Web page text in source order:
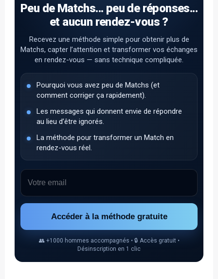
Peu de Matchs... peu de réponses...
et aucun rendez-vous ?
Recevez une méthode simple pour obtenir plus de
Matchs, capter l’attention et transformer vos échanges
en rendez-vous — sans technique compliquée.
Pourquoi vous avez peu de Matchs (et
comment corriger ça rapidement).
Les messages qui donnent envie de répondre
au lieu d’être ignorés.
La méthode pour transformer un Match en
rendez-vous réel.
Accéder à la méthode gratuite
👥 +1000 hommes accompagnés • 🔒 Accès gratuit •
Désinscription en 1 clic